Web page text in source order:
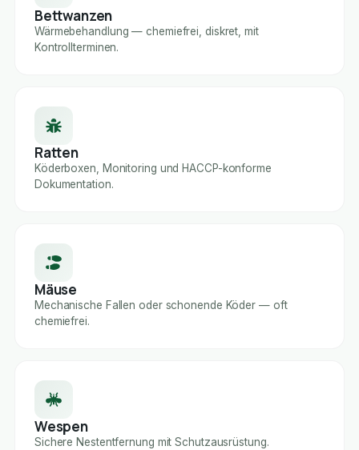
Bettwanzen
Wärmebehandlung — chemiefrei, diskret, mit
Kontrollterminen.
Ratten
Köderboxen, Monitoring und HACCP-konforme
Dokumentation.
Mäuse
Mechanische Fallen oder schonende Köder — oft
chemiefrei.
Wespen
Sichere Nestentfernung mit Schutzausrüstung.